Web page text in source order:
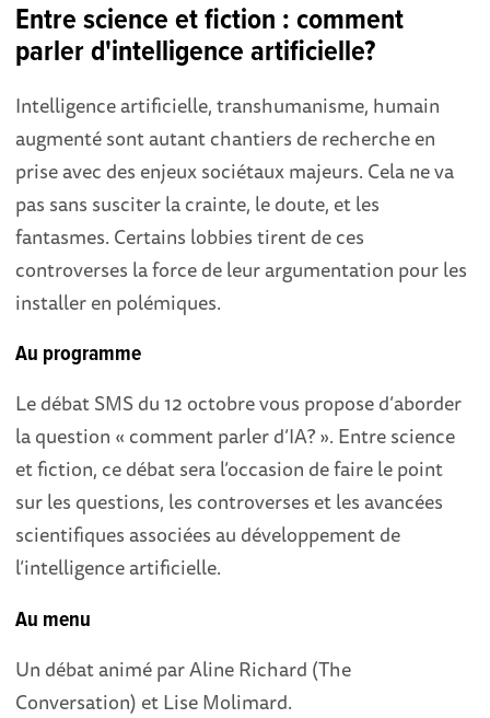
Entre science et fiction : comment
parler d'intelligence artificielle?
Intelligence artificielle, transhumanisme, humain
augmenté sont autant chantiers de recherche en
prise avec des enjeux sociétaux majeurs. Cela ne va
pas sans susciter la crainte, le doute, et les
fantasmes. Certains lobbies tirent de ces
controverses la force de leur argumentation pour les
installer en polémiques.
Au programme
Le débat SMS du 12 octobre vous propose d’aborder
la question « comment parler d’IA? ». Entre science
et fiction, ce débat sera l’occasion de faire le point
sur les questions, les controverses et les avancées
scientifiques associées au développement de
l’intelligence artificielle.
Au menu
Un débat animé par Aline Richard (The
Conversation) et Lise Molimard.